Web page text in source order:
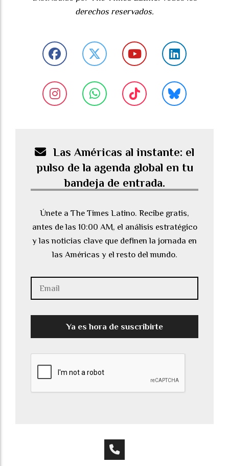
derechos reservados.
Las Américas al instante: el
pulso de la agenda global en tu
bandeja de entrada.
Únete a The Times Latino. Recibe gratis,
antes de las 10:00 AM, el análisis estratégico
y las noticias clave que definen la jornada en
las Américas y el resto del mundo.
Ya es hora de suscribirte